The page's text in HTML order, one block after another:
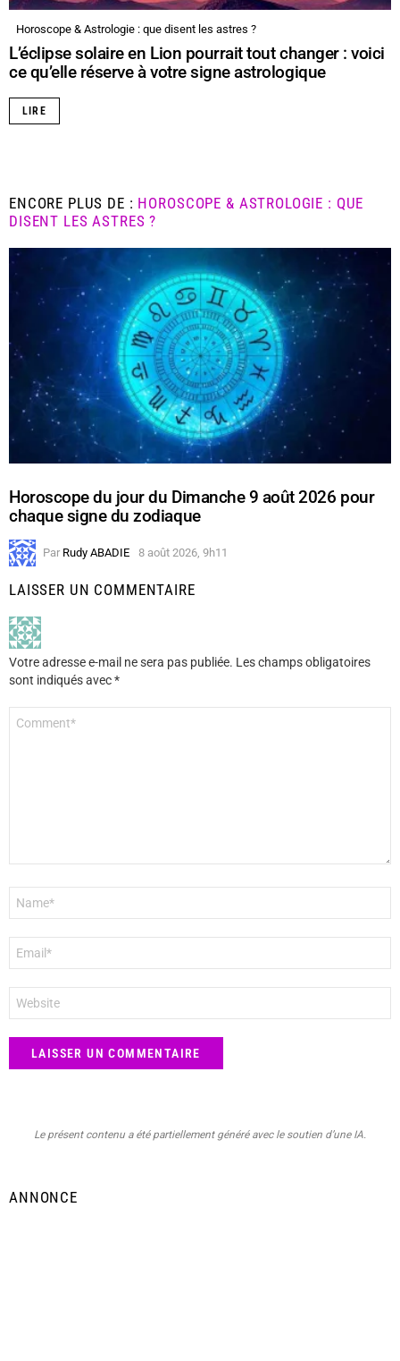
Horoscope & Astrologie : que disent les astres ?
L’éclipse solaire en Lion pourrait tout changer : voici
ce qu’elle réserve à votre signe astrologique
LIRE
ENCORE PLUS DE : HOROSCOPE & ASTROLOGIE : QUE
DISENT LES ASTRES ?
Horoscope du jour du Dimanche 9 août 2026 pour
chaque signe du zodiaque
Par Rudy ABADIE 8 août 2026, 9h11
LAISSER UN COMMENTAIRE
Votre adresse e-mail ne sera pas publiée. Les champs obligatoires
sont indiqués avec*
mail
*
web
Le présent contenu a été partiellement généré avec le soutien d’une IA.
ANNONCE